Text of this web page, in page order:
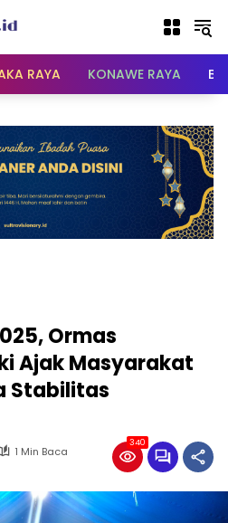
RAYA KONAWE RAYA
Ormas
Ajak Masyarakat
Stabilitas
1 Min Baca
340